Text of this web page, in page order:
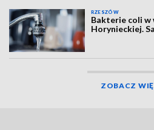
RZESZÓW
Bakterie coli w
Horynieckiej.
ZOBACZ